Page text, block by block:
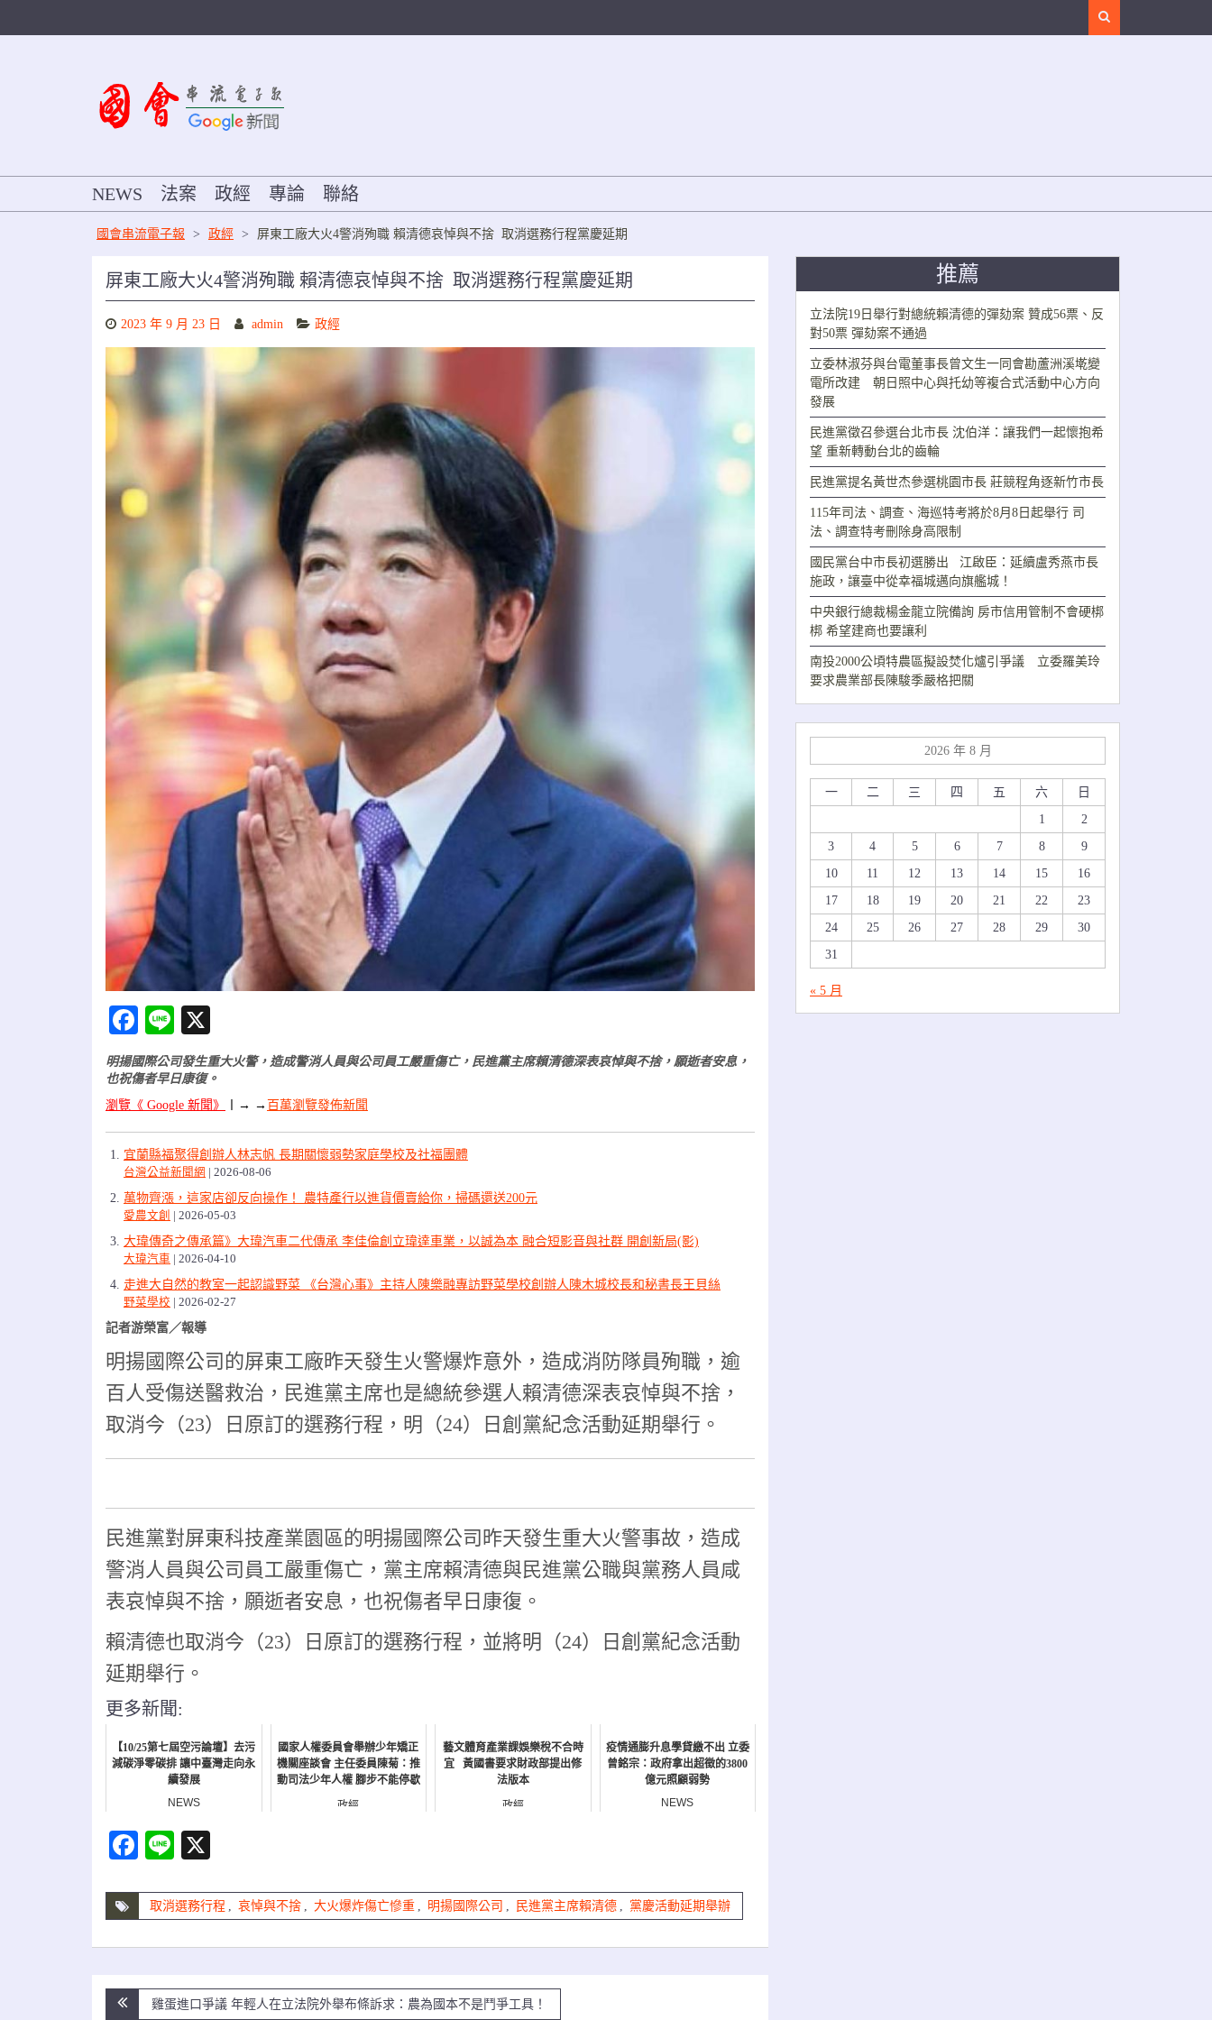
NEWS 法案 政經 專論 聯絡
國會串流電子報 > 政經 > 屏東工廠大火4警消殉職 賴清德哀悼與不捨 取消選務行程黨慶延期
屏東工廠大火4警消殉職 賴清德哀悼與不捨 取消選務行程黨慶延期
2023 年 9 月 23 日 admin 政經
Facebook
Line
明揚國際公司發生重大火警，造成警消人員與公司員工嚴重傷亡，民進黨主席賴清德深表哀悼與不捨，願逝者安息，
也祝傷者早日康復。
瀏覽《 Google 新聞》
→ → 百萬瀏覽發佈新聞
宜蘭縣福聚得創辦人林志帆 長期關懷弱勢家庭學校及社福團體
台灣公益新聞網 2026-08-06
萬物齊漲，這家店卻反向操作！ 農特產行以進貨價賣給你，掃碼還送200元
愛農文創 2026-05-03
大瑋傳奇之傳承篇》大瑋汽車二代傳承 李佳倫創立瑋達車業，以誠為本 融合短影音與社群 開創新局(影)
大瑋汽車 2026-04-10
走進大自然的教室一起認識野菜 《台灣心事》主持人陳樂融專訪野菜學校創辦人陳木城校長和秘書長王貝絲
野菜學校 2026-02-27
記者游榮富／報導
明揚國際公司的屏東工廠昨天發生火警爆炸意外，造成消防隊員殉職，逾
百人受傷送醫救治，民進黨主席也是總統參選人賴清德深表哀悼與不捨，
取消今（23）日原訂的選務行程，明（24）日創黨紀念活動延期舉行。
民進黨對屏東科技產業園區的明揚國際公司昨天發生重大火警事故，造成
警消人員與公司員工嚴重傷亡，黨主席賴清德與民進黨公職與黨務人員咸
表哀悼與不捨，願逝者安息，也祝傷者早日康復。
賴清德也取消今（23）日原訂的選務行程，並將明（24）日創黨紀念活動
延期舉行。
更多新聞:
【10/25第七屆空污論壇】去污
減碳淨零碳排 讓中臺灣走向永
續發展
NEWS
國家人權委員會舉辦少年矯正
機關座談會 主任委員陳菊：推
動司法少年人權 腳步不能停歇
政經
藝文體育產業課娛樂稅不合時
宜 黃國書要求財政部提出修
法版本
政經
疫情通膨升息學貸繳不出 立委
曾銘宗：政府拿出超徵的3800
億元照顧弱勢
NEWS
Facebook
Line
取消選務行程 , 哀悼與不捨 , 大火爆炸傷亡慘重 , 明揚國際公司 , 民進黨主席賴清德 , 黨慶活動延期舉辦
文
雞蛋進口爭議 年輕人在立法院外舉布條訴求：農為國本不是鬥爭工具！
推薦
立法院19日舉行對總統賴清德的彈劾案 贊成56票、反
對50票 彈劾案不通過
立委林淑芬與台電董事長曾文生一同會勘蘆洲溪墘變
電所改建 朝日照中心與托幼等複合式活動中心方向
發展
民進黨徵召參選台北市長 沈伯洋：讓我們一起懷抱希
望 重新轉動台北的齒輪
民進黨提名黃世杰參選桃園市長 莊競程角逐新竹市長
115年司法、調查、海巡特考將於8月8日起舉行 司
法、調查特考刪除身高限制
國民黨台中市長初選勝出 江啟臣：延續盧秀燕市長
施政，讓臺中從幸福城邁向旗艦城！
中央銀行總裁楊金龍立院備詢 房市信用管制不會硬梆
梆 希望建商也要讓利
南投2000公頃特農區擬設焚化爐引爭議 立委羅美玲
要求農業部長陳駿季嚴格把關
2026 年 8 月
一 二 三 四 五 六
日
1
2
3
4 5 6 7 8
9
10
11 12 13 14 15
16
17
18 19 20 21 22
23
24
25 26 27 28 29
30
31
« 5 月